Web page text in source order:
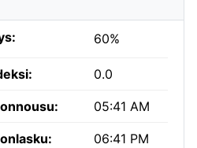
60%
0.0
05:41 AM
06:41 PM